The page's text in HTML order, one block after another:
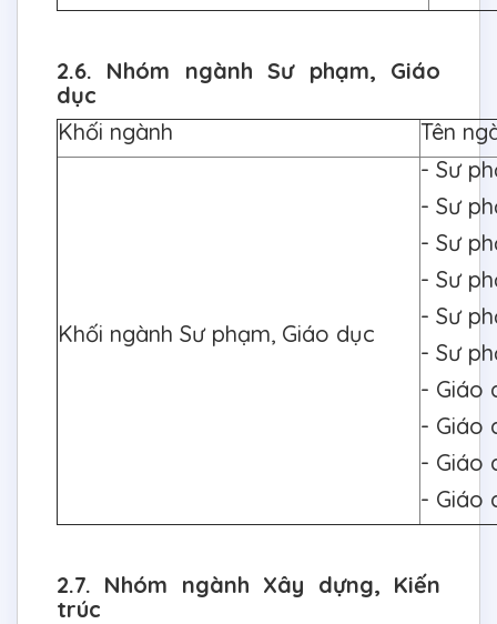
2.6. Nhóm ngành Sư phạm, Giáo
dục
Khối ngành
Tên
Khối ngành Sư phạm, Giáo dục
- Sư
- Sư
- Sư
- Sư
- Sư
- Sư
- Giáo
- Giáo
- Giáo
- Giáo
2.7. Nhóm ngành Xây dựng, Kiến
trúc